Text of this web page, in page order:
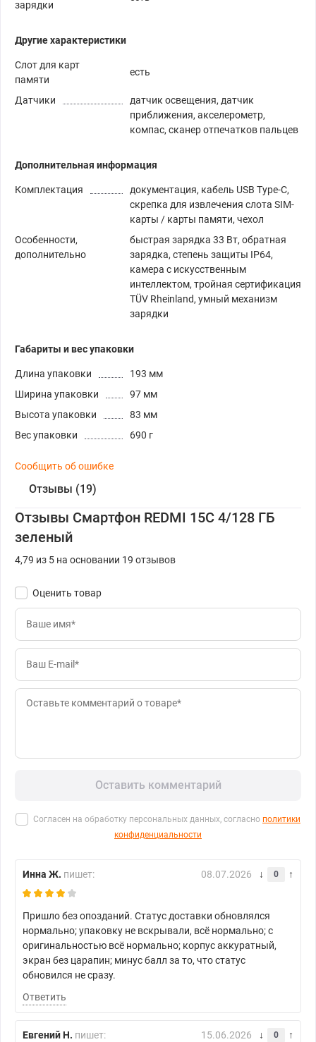
зарядки
Другие характеристики
Слот для карт
памяти
есть
Датчики
датчик освещения, датчик
приближения, акселерометр,
компас, сканер отпечатков пальцев
Дополнительная информация
Комплектация
документация, кабель USB Type-C,
скрепка для извлечения слота SIM-
карты / карты памяти, чехол
Особенности,
дополнительно
быстрая зарядка 33 Вт, обратная
зарядка, степень защиты IP64,
камера с искусственным
интеллектом, тройная сертификация
TÜV Rheinland, умный механизм
зарядки
Габариты и вес упаковки
Длина упаковки
193 мм
Ширина упаковки
97 мм
Высота упаковки
83 мм
Вес упаковки
690 г
Сообщить об ошибке
Отзывы (19)
Отзывы Смартфон REDMI 15C 4/128 ГБ
зеленый
4,79 из 5 на основании 19 отзывов
Оценить товар
Оставить комментарий
Согласен на обработку персональных данных, согласно политики
конфиденциальности
Инна Ж. пишет: 08.07.2026 0
Пришло без опозданий. Статус доставки обновлялся
нормально; упаковку не вскрывали, всё нормально; с
оригинальностью всё нормально; корпус аккуратный,
экран без царапин; минус балл за то, что статус
обновился не сразу.
Ответить
Евгений Н. пишет: 15.06.2026 0